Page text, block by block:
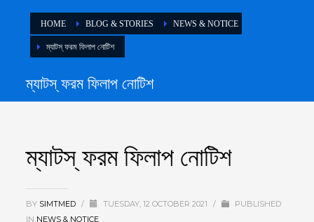
HOME BLOG & STORIES NEWS & NOTICE
ম্যাটস্ ফরম ফিলাপ নোটিশ
ম্যাটস্ ফরম ফিলাপ নোটিশ
ম্যাটস্ ফরম ফিলাপ নোটিশ
BY SIMTMED / TUESDAY, 12 OCTOBER 2021 /
PUBLISHED
IN NEWS & NOTICE